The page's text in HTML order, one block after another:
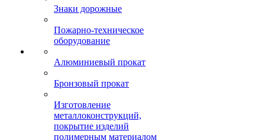
Знаки дорожные
Пожарно-техническое
оборудование
Алюминиевый прокат
Бронзовый прокат
Изготовление
металлоконструкций,
покрытие изделий
полимерным материалом